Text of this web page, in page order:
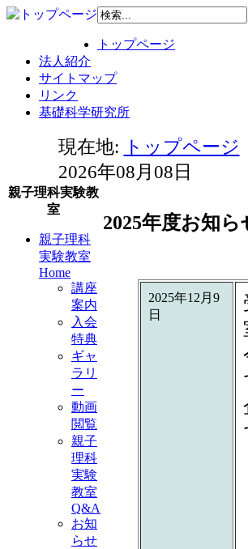
トップページ
法人紹介
サイトマップ
リンク
基礎科学研究所
現在地: トップページ
2026年08月08日
親子理科実験教
室
親子理科
実験教室
Home
講座
案内
入会
特典
ギャ
ラリ
ー
動画
閲覧
親子
理科
実験
教室
Q&A
お知
らせ
2025年度お知ら
2025年12月9
日